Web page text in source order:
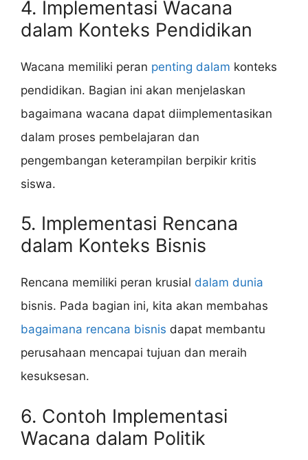
4. Implementasi Wacana
dalam Konteks Pendidikan
Wacana memiliki peran penting dalam konteks
pendidikan. Bagian ini akan menjelaskan
bagaimana wacana dapat diimplementasikan
dalam proses pembelajaran dan
pengembangan keterampilan berpikir kritis
siswa.
5. Implementasi Rencana
dalam Konteks Bisnis
Rencana memiliki peran krusial dalam dunia
bisnis. Pada bagian ini, kita akan membahas
bagaimana rencana bisnis dapat membantu
perusahaan mencapai tujuan dan meraih
kesuksesan.
6. Contoh Implementasi
Wacana dalam Politik